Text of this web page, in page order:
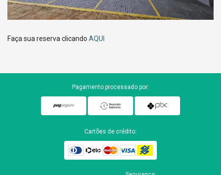
Faça sua reserva clicando AQUI
Pagamento processado por:
Cartões de crédito: